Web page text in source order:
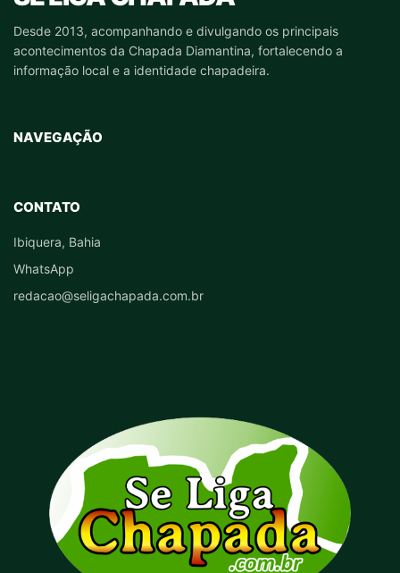
Desde 2013, acompanhando e divulgando os principais
acontecimentos da Chapada Diamantina, fortalecendo a
informação local e a identidade chapadeira.
NAVEGAÇÃO
CONTATO
Ibiquera, Bahia
WhatsApp
redacao@seligachapada.com.br